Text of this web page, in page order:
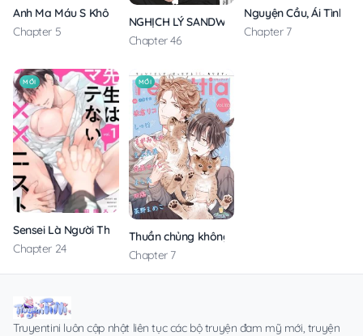
Anh Ma Máu S Không Cho Tôi Ngủ Yên
Chapter 5
NGHỊCH LÝ SANDWICH
Chapter 46
Nguyện Cầu, Ái Tình,
Chapter 7
MỚI
Sensei Là Người Thích Chơi Mông
Chapter 24
MỚI
Thuần chủng không rung động
Chapter 7
Truyentini luôn cập nhật liên tục các bộ truyện đam mỹ mới, truyện